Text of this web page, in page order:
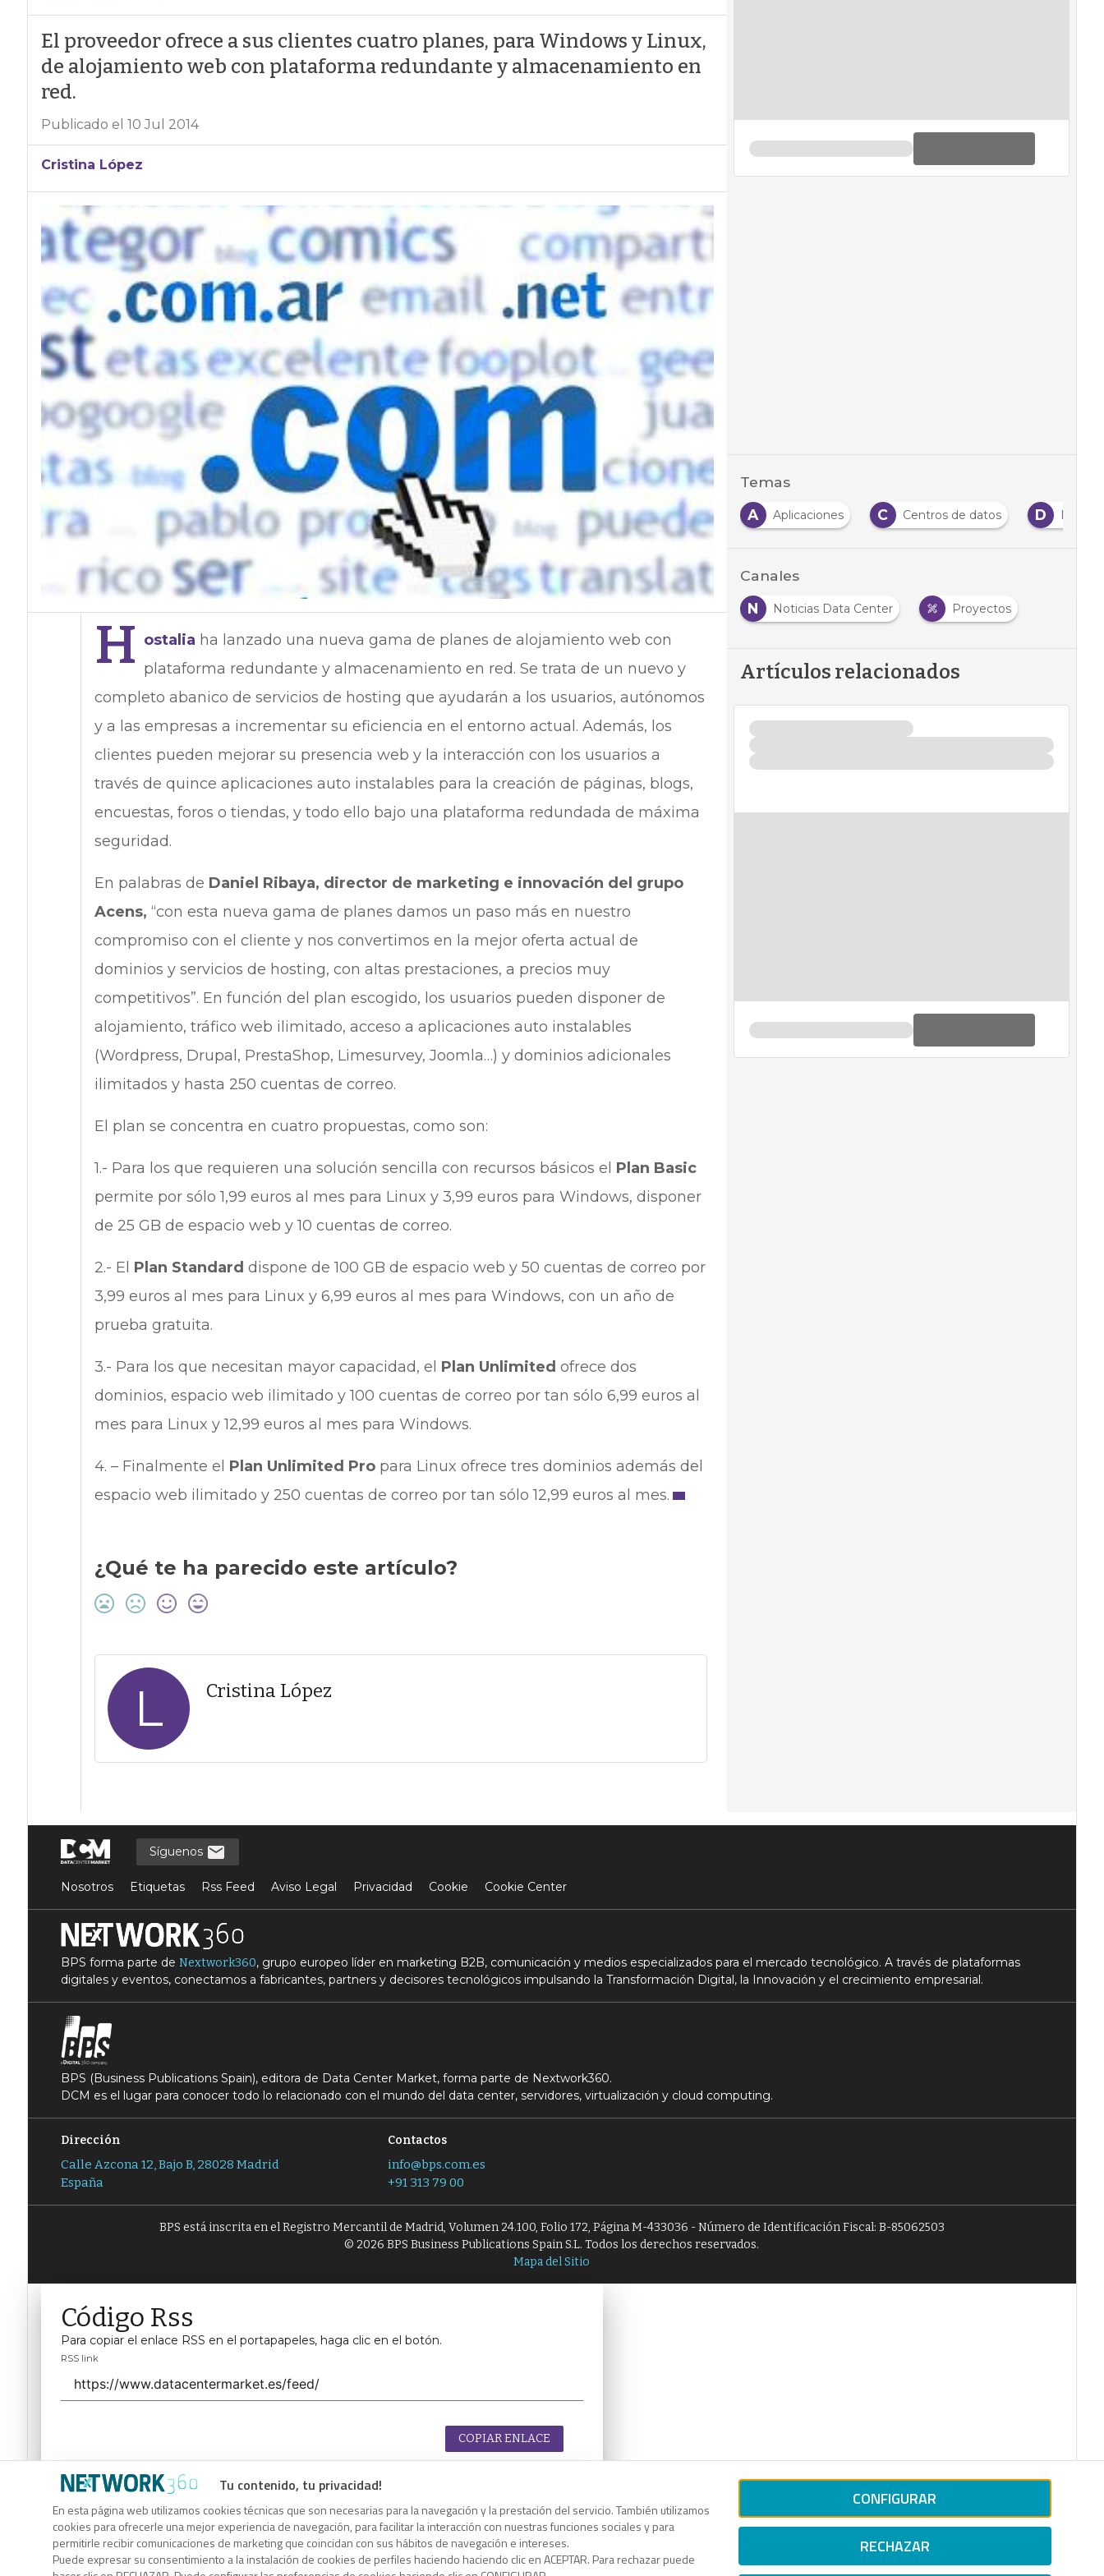
El proveedor ofrece a sus clientes cuatro planes, para Windows y Linux,
de alojamiento web con plataforma redundante y almacenamiento en
red.
Publicado el 10 Jul 2014
Cristina López
H ostalia ha lanzado una nueva gama de planes de alojamiento web con
plataforma redundante y almacenamiento en red. Se trata de un nuevo y
completo abanico de servicios de hosting que ayudarán a los usuarios, autónomos
y a las empresas a incrementar su eficiencia en el entorno actual. Además, los
clientes pueden mejorar su presencia web y la interacción con los usuarios a
través de quince aplicaciones auto instalables para la creación de páginas, blogs,
encuestas, foros o tiendas, y todo ello bajo una plataforma redundada de máxima
seguridad.
En palabras de Daniel Ribaya, director de marketing e innovación del grupo
Acens, “con esta nueva gama de planes damos un paso más en nuestro
compromiso con el cliente y nos convertimos en la mejor oferta actual de
dominios y servicios de hosting, con altas prestaciones, a precios muy
competitivos”. En función del plan escogido, los usuarios pueden disponer de
alojamiento, tráfico web ilimitado, acceso a aplicaciones auto instalables
(Wordpress, Drupal, PrestaShop, Limesurvey, Joomla…) y dominios adicionales
ilimitados y hasta 250 cuentas de correo.
El plan se concentra en cuatro propuestas, como son:
1.- Para los que requieren una solución sencilla con recursos básicos el Plan Basic
permite por sólo 1,99 euros al mes para Linux y 3,99 euros para Windows, disponer
de 25 GB de espacio web y 10 cuentas de correo.
2.- El Plan Standard dispone de 100 GB de espacio web y 50 cuentas de correo por
3,99 euros al mes para Linux y 6,99 euros al mes para Windows, con un año de
prueba gratuita.
3.- Para los que necesitan mayor capacidad, el Plan Unlimited ofrece dos
dominios, espacio web ilimitado y 100 cuentas de correo por tan sólo 6,99 euros al
mes para Linux y 12,99 euros al mes para Windows.
4. – Finalmente el Plan Unlimited Pro para Linux ofrece tres dominios además del
espacio web ilimitado y 250 cuentas de correo por tan sólo 12,99 euros al mes.
¿Qué te ha parecido este artículo?
L Cristina López
Temas
A
Almacenamiento A Aplicaciones C Centros de datos D
Canales
N
Noticias Data Center Proyectos
Artículos relacionados
Tu contenido, tu privacidad!
En esta página web utilizamos cookies técnicas que son necesarias para la navegación y la prestación del servicio. También utilizamos
cookies para ofrecerle una mejor experiencia de navegación, para facilitar la interacción con nuestras funciones sociales y para
permitirle recibir comunicaciones de marketing que coincidan con sus hábitos de navegación e intereses.
Puede expresar su consentimiento a la instalación de cookies de perfiles haciendo haciendo clic en ACEPTAR. Para rechazar puede
CONFIGURAR
RECHAZAR
Síguenos
Nosotros Etiquetas Rss Feed Aviso Legal Privacidad Cookie Cookie Center
BPS forma parte de Nextwork360, grupo europeo líder en marketing B2B, comunicación y medios especializados para el mercado tecnológico. A través de plataformas
digitales y eventos, conectamos a fabricantes, partners y decisores tecnológicos impulsando la Transformación Digital, la Innovación y el crecimiento empresarial.
BPS (Business Publications Spain), editora de Data Center Market, forma parte de Nextwork360.
DCM es el lugar para conocer todo lo relacionado con el mundo del data center, servidores, virtualización y cloud computing.
Dirección
Calle Azcona 12, Bajo B, 28028 Madrid
España
Contactos
info@bps.com.es
+91 313 79 00
BPS está inscrita en el Registro Mercantil de Madrid, Volumen 24.100, Folio 172, Página M-433036 - Número de Identificación Fiscal: B-85062503
© 2026 BPS Business Publications Spain S.L. Todos los derechos reservados.
Mapa del Sitio
Código Rss
Para copiar el enlace RSS en el portapapeles, haga clic en el botón.
RSS link
COPIAR ENLACE
Código Rss
Para copiar el enlace RSS en el portapapeles, haga clic en el botón.